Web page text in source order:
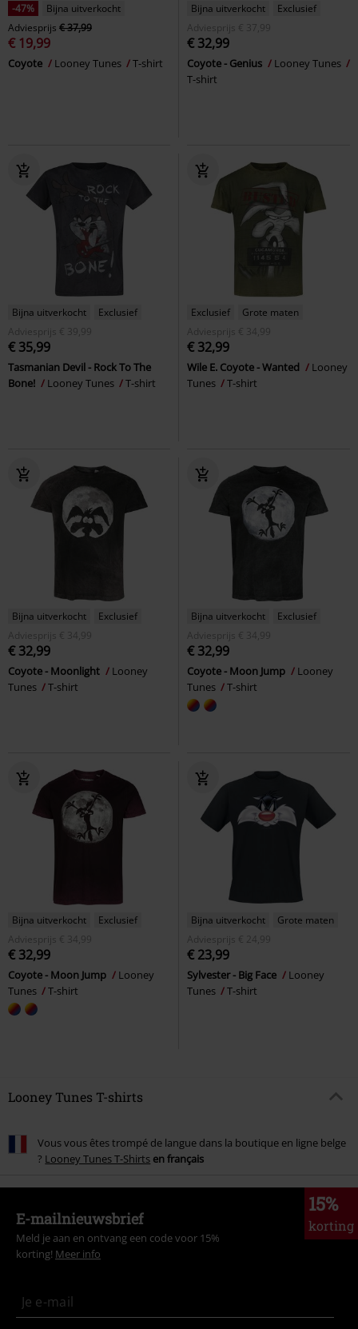
-47%
Bijna uitverkocht
Adviesprijs € 37,99
€ 19,99
Coyote Looney Tunes T-shirt
Bijna uitverkocht
Exclusief
Adviesprijs
€ 37,99
€ 32,99
Coyote - Genius
Looney Tunes
T-shirt
Bijna uitverkocht
Exclusief
Adviesprijs
€ 39,99
€ 35,99
Tasmanian Devil - Rock To The
Bone!
Looney Tunes T-shirt
Exclusief
Grote maten
Adviesprijs
€ 34,99
€ 32,99
Wile E. Coyote - Wanted
Looney
Tunes
T-shirt
Bijna uitverkocht
Exclusief
Adviesprijs
€ 34,99
€ 32,99
Coyote - Moonlight
Looney
Tunes
T-shirt
Bijna uitverkocht
Exclusief
Adviesprijs
€ 34,99
€ 32,99
Coyote - Moon Jump
Looney
Tunes
T-shirt
Bijna uitverkocht
Exclusief
Adviesprijs
€ 34,99
€ 32,99
Coyote - Moon Jump
Looney
Tunes
T-shirt
Bijna uitverkocht
Grote maten
Adviesprijs
€ 24,99
€ 23,99
Sylvester - Big Face
Looney
Tunes
T-shirt
Looney Tunes T-shirts
Vous vous êtes trompé de langue dans la boutique en ligne belge
? Looney Tunes T-Shirts en français
15%
korting
E-mailnieuwsbrief
Meld je aan en ontvang een code voor 15%
korting! Meer info